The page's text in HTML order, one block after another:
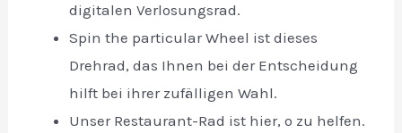
digitalen Verlosungsrad.
Spin the particular Wheel ist dieses
Drehrad, das Ihnen bei der Entscheidung
hilft bei ihrer zufälligen Wahl.
Unser Restaurant-Rad ist hier, o zu helfen.